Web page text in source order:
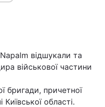
Війна
Світ
відшукали та
військової частини
бригади, причетної
області.